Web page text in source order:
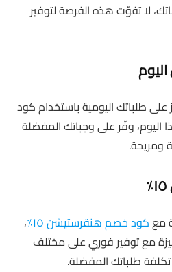
لا تفوّت هذه الفرصة لتوفير
طلباتك اليومية باستخدام كود
وفّر على وجباتك المفضلة
ومريحة.
كود خصم هنقرستيشن ١٥٪
،
مع توفير فوري على مختلف
طلباتك المفضلة.